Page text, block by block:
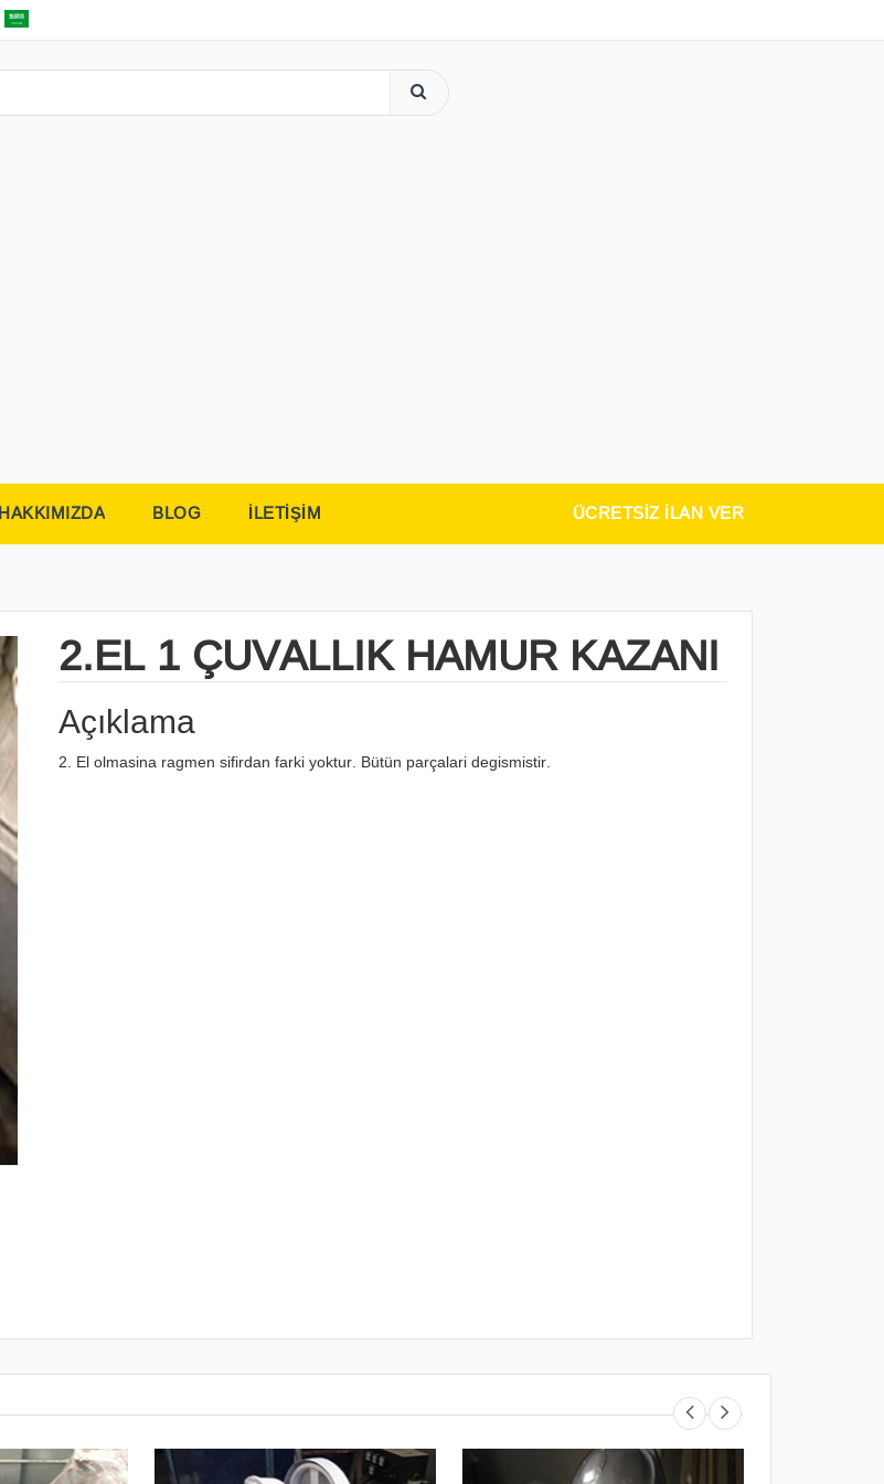
HAKKIMIZDA BLOG İLETİŞİM ÜCRETSIZ İLAN VER
2.EL 1 ÇUVALLIK HAMUR KAZANI
Açıklama
2. El olmasina ragmen sifirdan farki yoktur. Bütün parçalari degismistir.